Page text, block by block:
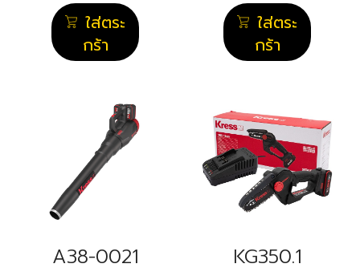
ใส่ตระ
กร้า
ใส่ตระ
กร้า
A38-0021 KG350.1